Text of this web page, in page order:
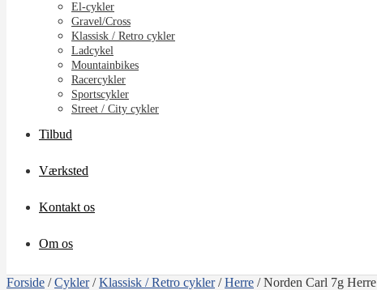
El-cykler
Gravel/Cross
Klassisk / Retro cykler
Ladcykel
Mountainbikes
Racercykler
Sportscykler
Street / City cykler
Tilbud
Værksted
Kontakt os
Om os
Forside /Cykler/Klassisk / Retro cykler/Herre /Norden Carl 7g Herre